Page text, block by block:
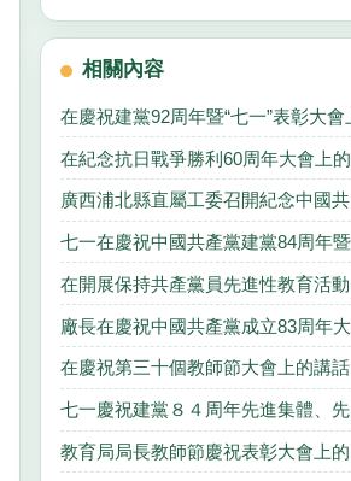
相關內容
在慶祝第三十個教師節大會上的講話